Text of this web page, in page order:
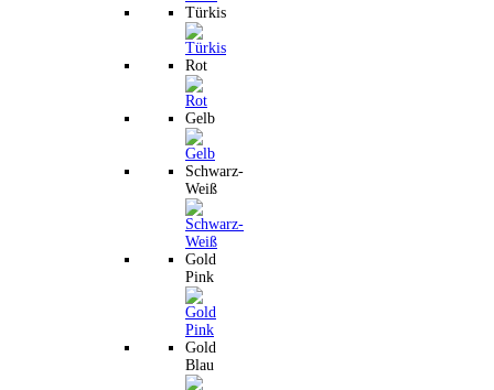
Türkis
Rot
Gelb
Schwarz-
Weiß
Gold
Pink
Gold
Blau